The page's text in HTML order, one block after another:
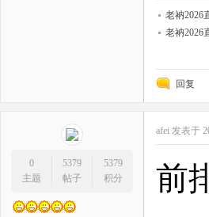
老衲2026
老衲2026
回复
0
主题
5379
帖子
5379
积分
afei 发表于
前